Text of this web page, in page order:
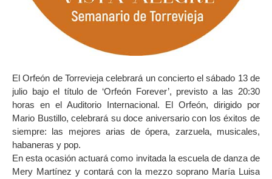
El Orfeón de Torrevieja celebrará un concierto el sábado 13 de
julio bajo el título de ‘Orfeón Forever’, previsto a las 20:30
horas en el Auditorio Internacional. El Orfeón, dirigido por
Mario Bustillo, celebrará su doce aniversario con los éxitos de
siempre: las mejores arias de ópera, zarzuela, musicales,
habaneras y pop.
En esta ocasión actuará como invitada la escuela de danza de
Mery Martínez y contará con la mezzo soprano María Luisa